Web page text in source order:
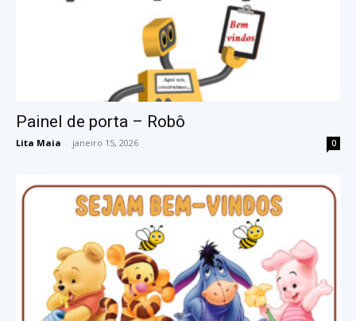
Painel de porta – Robô
Lita Maia - janeiro 15, 2026 0